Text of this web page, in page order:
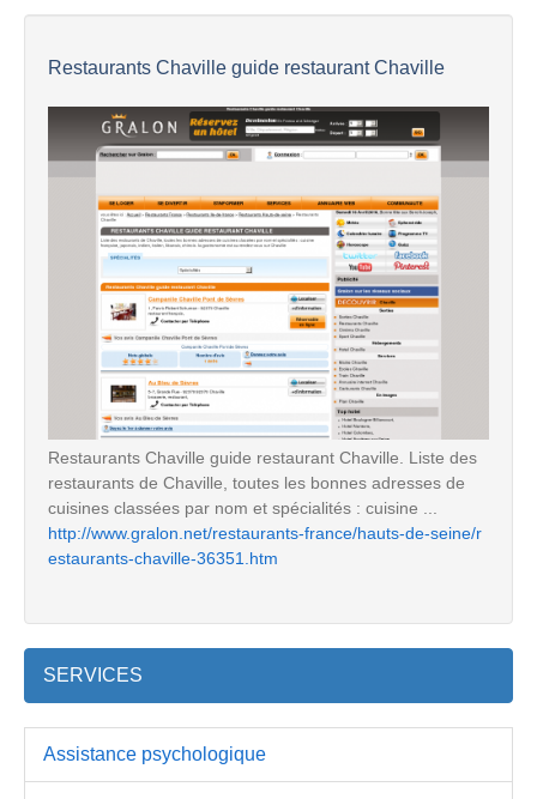
Restaurants Chaville guide restaurant Chaville
Restaurants Chaville guide restaurant Chaville. Liste des
restaurants de Chaville, toutes les bonnes adresses de
cuisines classées par nom et spécialités : cuisine ...
http://www.gralon.net/restaurants-france/hauts-de-seine/r
estaurants-chaville-36351.htm
SERVICES
Assistance psychologique